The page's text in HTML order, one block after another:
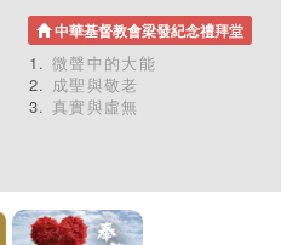
中華基督教會梁發紀念禮拜堂
微聲中的大能
成聖與敬老
真實與虛無